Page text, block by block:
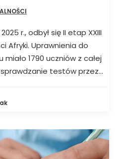
r., odbył się II etap XXIII
Afryki. Uprawnienia do
miało 1790 uczniów z całej
testów przez…